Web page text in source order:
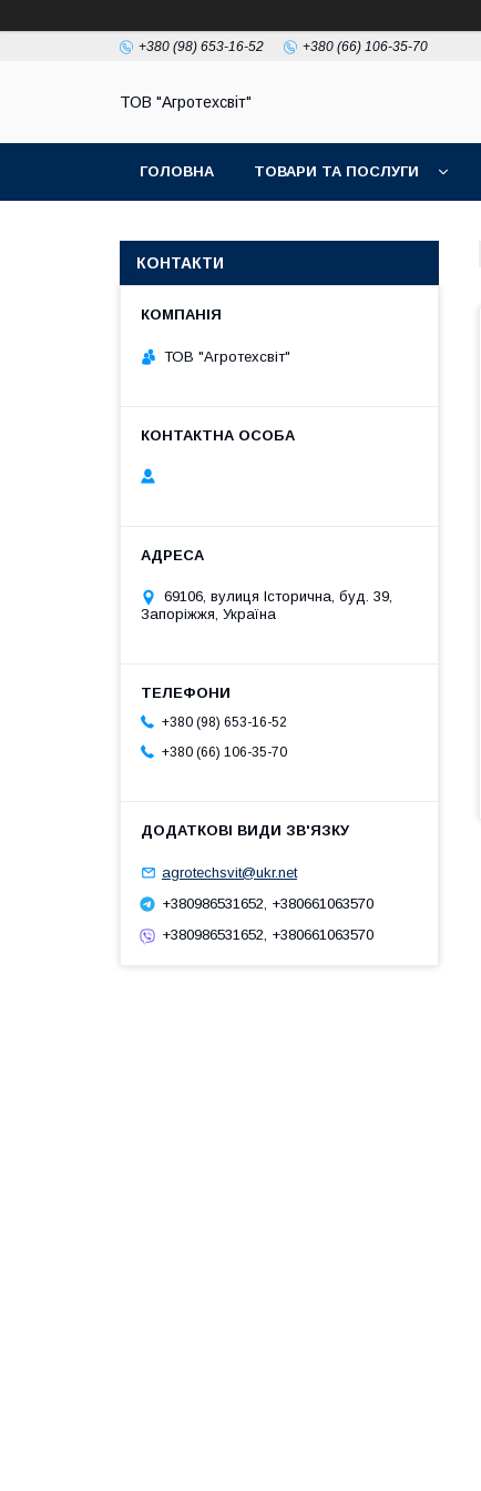
+380 (98) 653-16-52 +380 (66) 106-35-70
ТОВ "Агротехсвіт"
ГОЛОВНА ТОВАРИ ТА ПОСЛУГИ
КОНТАКТИ
ТОВ "Агротехсвіт"
69106, вулиця Історична, буд. 39,
Запоріжжя, Україна
+380 (98) 653-16-52
+380 (66) 106-35-70
agrotechsvit@ukr.net
+380986531652, +380661063570
+380986531652, +380661063570